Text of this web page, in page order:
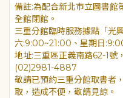
為配合新北市立圖書館
全館閉館。
三重分館臨時服務據點「光
六:9:00~21:00、星期日
地址:三重區正義南路62-1號
(02)2981-4887
敬請已預約三重分館取書者
取，造成不便，敬請見諒。